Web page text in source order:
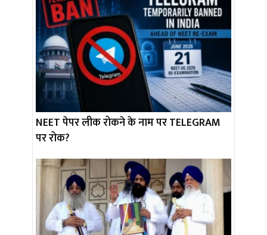
NEET पेपर लीक रोकने के नाम पर TELEGRAM
पर रोक?